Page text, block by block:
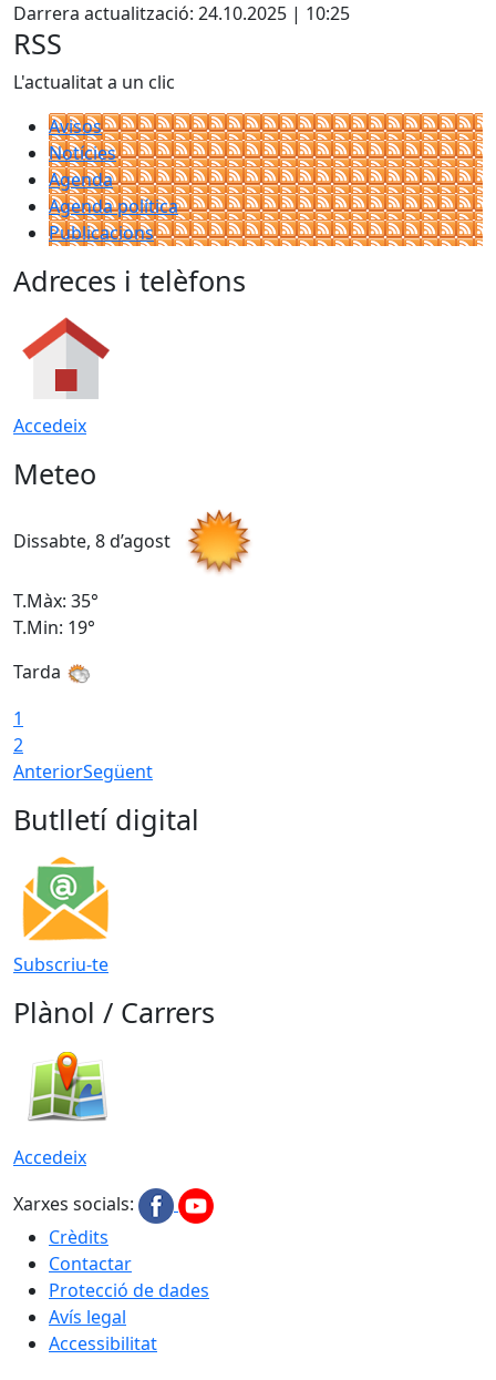
Darrera actualització: 24.10.2025 | 10:25
RSS
L'actualitat a un clic
Avisos
Notícies
Agenda
Agenda política
Publicacions
Adreces i telèfons
Accedeix
Meteo
Dissabte, 8 d’agost
T.Màx: 35°
T.Min: 19°
Tarda
1
2
AnteriorSegüent
Butlletí digital
Subscriu-te
Plànol / Carrers
Accedeix
Xarxes socials:
Crèdits
Contactar
Protecció de dades
Avís legal
Accessibilitat